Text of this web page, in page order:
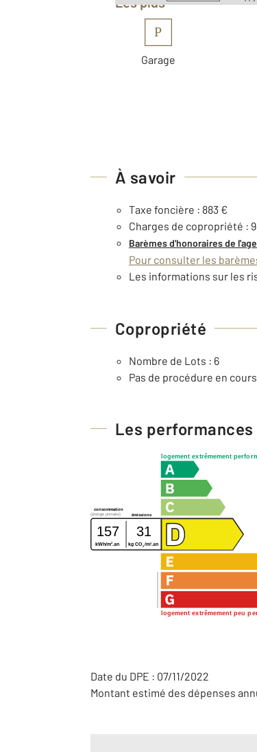
P
Garage
À savoir
Taxe foncière : 883 €
Charges de copropriété :
Barèmes d'honoraires de
Pour consulter les
Les informations sur les
Copropriété
Nombre de Lots : 6
Pas de procédure en cours
Les
logement extrêmement
logement extrêmement peu
consommation
émissions
(énergie primaire)
157 31
kWh/m2 .an kg CO2 /m2 .an
Date du DPE : 07/11/2022
Montant estimé des dépenses